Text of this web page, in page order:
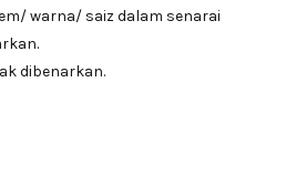
warna/ saiz dalam senarai
dibenarkan.